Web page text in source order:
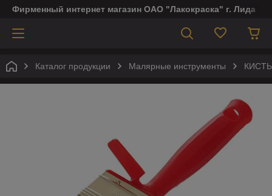
Фирменный интернет магазин ОАО "Лакокраска" г. Лида
Каталог продукции Малярные инструменты